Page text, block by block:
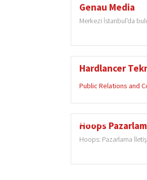
Genau Media
Merkezi İstanbul'da
Hardlancer
Public Relations and
Hoops
Hoops: Pazarlama
Featured